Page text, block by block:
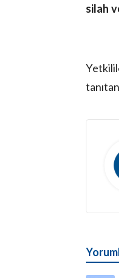
silah